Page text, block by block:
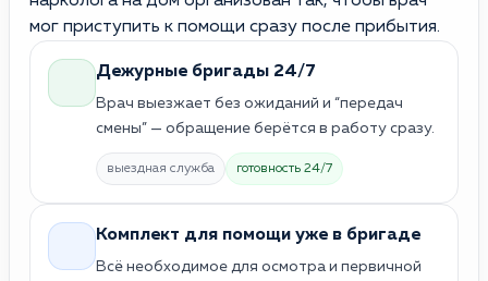
мог приступить к помощи сразу после прибытия.
Дежурные бригады 24/7
Врач выезжает без ожиданий и “передач
смены” — обращение берётся в работу сразу.
выездная служба готовность 24/7
Комплект для помощи уже в бригаде
Всё необходимое для осмотра и первичной